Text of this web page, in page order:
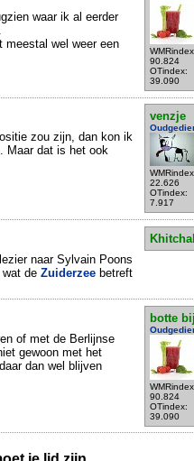
90.824
OTindex:
39.090
waar ik al eerder
meestal wel weer een
venzje
22.626
OTindex:
7.917
zou zijn, dan kon ik
Maar dat is het ook
naar Sylvain Poons
de Zuiderzee betreft
botte
90.824
OTindex:
39.090
of met de Berlijnse
gewoon met het
dan wel blijven